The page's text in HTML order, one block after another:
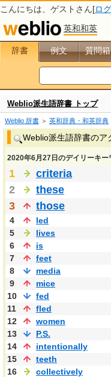
こんにちは、 ゲスト さん[ロ
英和和英
辞書 例文 質問箱
Weblio派生語辞書 トップ
Weblio 辞書 ＞ 英和辞典・和英辞典
Weblio派生語辞書のア
2020年6月27日のデイリーキー
1
criteria
2
these
3
those
4
led
5
lives
6
is
7
feet
8
media
9
mice
10
fed
11
fled
12
women
13
P.S.
14
intentionally
15
teeth
16
collectively